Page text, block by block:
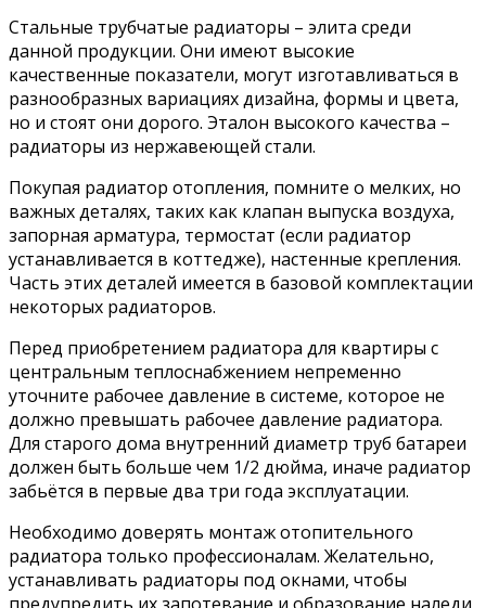
Стальные трубчатые радиаторы – элита среди
данной продукции. Они имеют высокие
качественные показатели, могут изготавливаться в
разнообразных вариациях дизайна, формы и цвета,
но и стоят они дорого. Эталон высокого качества –
радиаторы из нержавеющей стали.
Покупая радиатор отопления, помните о мелких, но
важных деталях, таких как клапан выпуска воздуха,
запорная арматура, термостат (если радиатор
устанавливается в коттедже), настенные крепления.
Часть этих деталей имеется в базовой комплектации
некоторых радиаторов.
Перед приобретением радиатора для квартиры с
центральным теплоснабжением непременно
уточните рабочее давление в системе, которое не
должно превышать рабочее давление радиатора.
Для старого дома внутренний диаметр труб батареи
должен быть больше чем 1/2 дюйма, иначе радиатор
забьётся в первые два три года эксплуатации.
Необходимо доверять монтаж отопительного
радиатора только профессионалам. Желательно,
устанавливать радиаторы под окнами, чтобы